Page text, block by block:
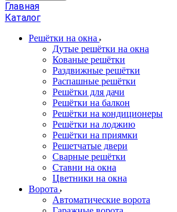
Главная
Каталог
Решётки на окна
Дутые решётки на окна
Кованые решётки
Раздвижные решётки
Распашные решётки
Решётки для дачи
Решётки на балкон
Решётки на кондиционеры
Решётки на лоджию
Решётки на приямки
Решетчатые двери
Сварные решётки
Ставни на окна
Цветники на окна
Ворота
Автоматические ворота